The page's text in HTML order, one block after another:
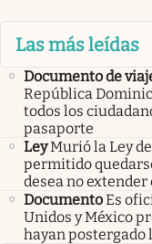
Las más leídas
Documento de
República
todos los
pasaporte
LeyMurió la Ley
permitido
desea no
DocumentoEs
Unidos y México
hayan postergado